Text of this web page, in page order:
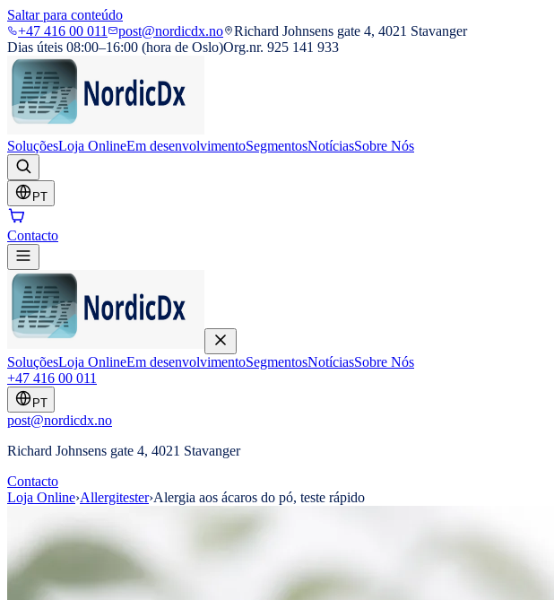
Saltar para conteúdo
+47 416 00 011
post@nordicdx.no
Richard Johnsens gate 4, 4021 Stavanger
Dias úteis 08:00–16:00 (hora de Oslo)Org.nr. 925 141 933
SoluçõesLoja OnlineEm desenvolvimentoSegmentosNotíciasSobre Nós
PT
Contacto
SoluçõesLoja OnlineEm desenvolvimentoSegmentosNotíciasSobre Nós
+47 416 00 011
PT
post@nordicdx.no
Richard Johnsens gate 4, 4021 Stavanger
Contacto
Loja Online›Allergitester›Alergia aos ácaros do pó, teste rápido